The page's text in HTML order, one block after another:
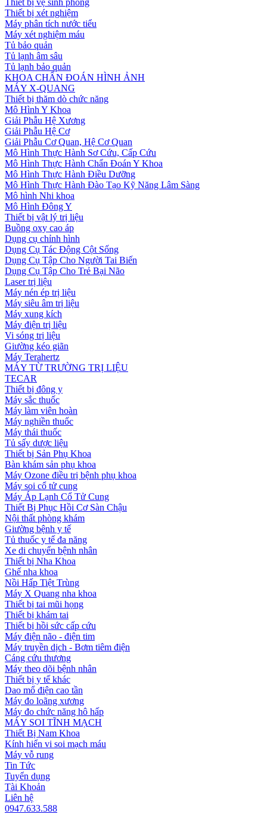
Thiết bị vệ sinh phòng
Thiết bị xét nghiệm
Máy phân tích nước tiểu
Máy xét nghiệm máu
Tủ bảo quản
Tủ lạnh âm sâu
Tủ lạnh bảo quản
KHOA CHẨN ĐOÁN HÌNH ẢNH
MÁY X-QUANG
Thiết bị thăm dò chức năng
Mô Hình Y Khoa
Giải Phẫu Hệ Xương
Giải Phẫu Hệ Cơ
Giải Phẫu Cơ Quan, Hệ Cơ Quan
Mô Hình Thực Hành Sơ Cứu, Cấp Cứu
Mô Hình Thực Hành Chẩn Đoán Y Khoa
Mô Hình Thực Hành Điều Dưỡng
Mô Hình Thực Hành Đào Tạo Kỹ Năng Lâm Sàng
Mô hình Nhi khoa
Mô Hình Đông Y
Thiết bị vật lý trị liệu
Buồng oxy cao áp
Dụng cụ chỉnh hình
Dụng Cụ Tác Động Cột Sống
Dụng Cụ Tập Cho Người Tai Biến
Dụng Cụ Tập Cho Trẻ Bại Não
Laser trị liệu
Máy nén ép trị liệu
Máy siêu âm trị liệu
Máy xung kích
Máy điện trị liệu
Vi sóng trị liệu
Giường kéo giãn
Máy Terahertz
MÁY TỪ TRƯỜNG TRỊ LIỆU
TECAR
Thiết bị đông y
Máy sắc thuốc
Máy làm viên hoàn
Máy nghiền thuốc
Máy thái thuốc
Tủ sấy dược liệu
Thiết bị Sản Phụ Khoa
Bàn khám sản phụ khoa
Máy Ozone điều trị bệnh phụ khoa
Máy soi cổ tử cung
Máy Áp Lạnh Cổ Tử Cung
Thiết Bị Phục Hồi Cơ Sàn Chậu
Nội thất phòng khám
Giường bệnh y tế
Tủ thuốc y tế đa năng
Xe di chuyển bệnh nhân
Thiết bị Nha Khoa
Ghế nha khoa
Nồi Hấp Tiệt Trùng
Máy X Quang nha khoa
Thiết bị tai mũi họng
Thiết bị khám tai
Thiết bị hồi sức cấp cứu
Máy điện não - điện tim
Máy truyền dịch - Bơm tiêm điện
Cáng cứu thương
Máy theo dõi bệnh nhân
Thiết bị y tế khác
Dao mổ điện cao tần
Máy đo loãng xương
Máy đo chức năng hô hấp
MÁY SOI TĨNH MẠCH
Thiết Bị Nam Khoa
Kính hiển vi soi mạch máu
Máy vỗ rung
Tin Tức
Tuyển dụng
Tài Khoản
Liên hệ
0947.633.588